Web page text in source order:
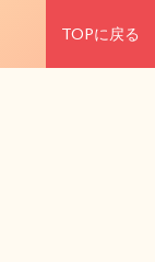
TOPに戻る